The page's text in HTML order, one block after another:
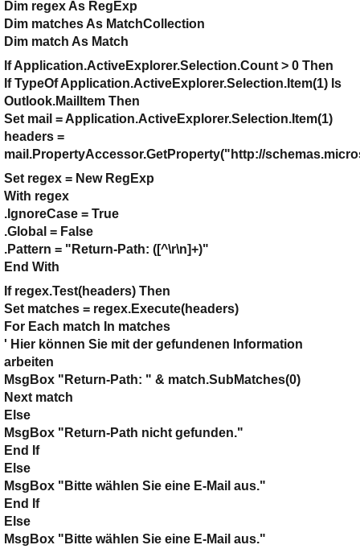
Dim regex As RegExp
Dim matches As MatchCollection
Dim match As Match
If Application.ActiveExplorer.Selection.Count > 0 Then
If TypeOf Application.ActiveExplorer.Selection.Item(1) Is
Outlook.MailItem Then
Set mail = Application.ActiveExplorer.Selection.Item(1)
headers =
mail.PropertyAccessor.GetProperty("http://
Set regex = New RegExp
With regex
.IgnoreCase = True
.Global = False
.Pattern = "Return-Path: ([^\r\n]+)"
End With
If regex.Test(headers) Then
Set matches = regex.Execute(headers)
For Each match In matches
' Hier können Sie mit der gefundenen Information
arbeiten
MsgBox "Return-Path: " & match.SubMatches(0)
Next match
Else
MsgBox "Return-Path nicht gefunden."
End If
Else
MsgBox "Bitte wählen Sie eine E-Mail aus."
End If
Else
MsgBox "Bitte wählen Sie eine E-Mail aus."